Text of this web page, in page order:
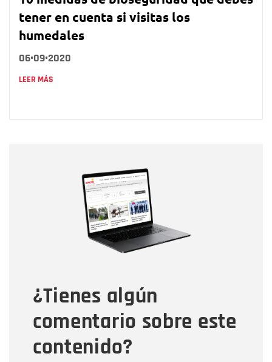
tener en cuenta si visitas los
humedales
06•09•2020
LEER MÁS
¿Tienes algún
comentario sobre este
contenido?
Correo electrónico
Tipo de comentario
Mensaje